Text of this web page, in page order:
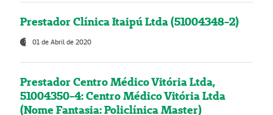
Prestador Clínica Itaipú Ltda (51004348-2)
01 de Abril de 2020
Prestador Centro Médico Vitória Ltda,
51004350-4: Centro Médico Vitória Ltda
(Nome Fantasia: Policlínica Master)